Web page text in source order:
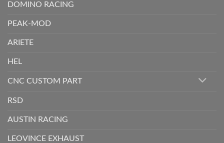
DOMINO RACING
PEAK-MOD
ARIETE
HEL
CNC CUSTOM PART
RSD
AUSTIN RACING
LEOVINCE EXHAUST